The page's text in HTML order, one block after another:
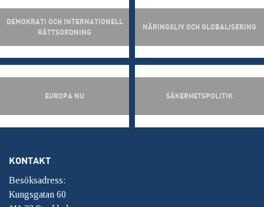
DEMOKRATI OCH INTERNATIONELL
RÄTTSORDNING
NÄRINGSLIV OCH GLOBALISERING
EUROPA NU SÄKERHETSPOLITIK
KONTAKT
Besöksadress:
Kungsgatan 60